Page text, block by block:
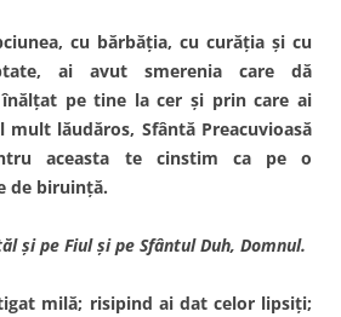
cu bărbăţia, cu curăţia şi cu
ai avut smerenia care dă
pe tine la cer şi prin care ai
mult lăudăros, Sfântă Preacuvioasă
aceasta te cinstim ca pe o
de biruinţă.
şi pe Fiul şi pe Sfântul Duh, Domnul.
milă; risipind ai dat celor lipsiţi;